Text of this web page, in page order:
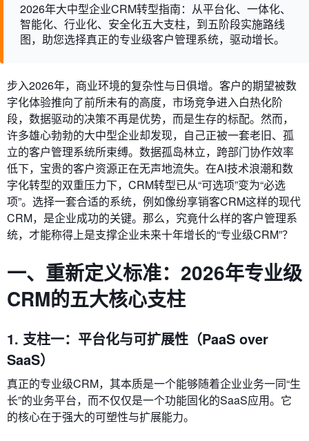
2026年大中型企业CRM转型指南：从平台化、一体化、
智能化、行业化、安全化五大支柱，到五阶段实施路线
图，助您选择真正的专业级客户管理系统，驱动增长。
步入2026年，商业环境的复杂性与日俱增。客户的期望被数
字化体验推向了前所未有的高度，市场竞争进入白热化阶
段，数据驱动的决策不再是优势，而是生存的标配。然而，
许多雄心勃勃的大中型企业却发现，自己正被一套老旧、孤
立的客户管理系统所束缚。数据孤岛林立，跨部门协作效率
低下，宝贵的客户资源正在无声地流失。在AI技术浪潮和数
字化转型的双重压力下，CRM转型已从“可选项”变为“必选
项”。选择一套合适的系统，例如像纷享销客CRM这样的现代
CRM，是企业成功的关键。那么，究竟什么样的客户管理系
统，才能称得上是支撑企业未来十年增长的“专业级CRM”？
一、重新定义标准：2026年专业级
CRM的五大核心支柱
1. 支柱一：平台化与可扩展性（PaaS over
SaaS）
真正的专业级CRM，其本质是一个能够随着企业业务一同“生
长”的业务平台，而不仅仅是一个功能固化的SaaS应用。它
的核心在于强大的可塑性与扩展能力。